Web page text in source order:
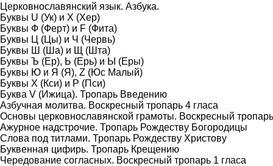
Церковнославянский язык. Азбука.
Буквы U (Ук) и Х (Хер)
Буквы Ф (Ферт) и F (Фита)
Буквы Ц (Цы) и Ч (Червь)
Буквы Ш (Ша) и Щ
(Шта)
Буквы Ъ (Ер), Ь (Ерь) и Ы (Еры)
Буквы Ю и Я (Я), Z (Юс Малый)
Буквы X (Кси) и P (Пси)
Буква V (Ижица). Тропарь Введению
Азбучная молитва. Воскресный тропарь 4 гласа
Основы церковнославянской грамоты. Воскресный
Ажурное надстрочие. Тропарь Рождеству Богородицы
Слова под титлами. Тропарь Рождеству Христову
Буквенная цифирь. Тропарь Крещению
Чередование согласных. Воскресный тропарь 1 гласа